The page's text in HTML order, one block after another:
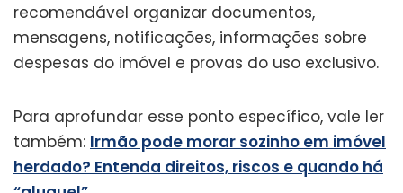
recomendável organizar documentos,
mensagens, notificações, informações sobre
despesas do imóvel e provas do uso exclusivo.
Para aprofundar esse ponto específico, vale ler
também: Irmão pode morar sozinho em imóvel
herdado? Entenda direitos, riscos e quando há